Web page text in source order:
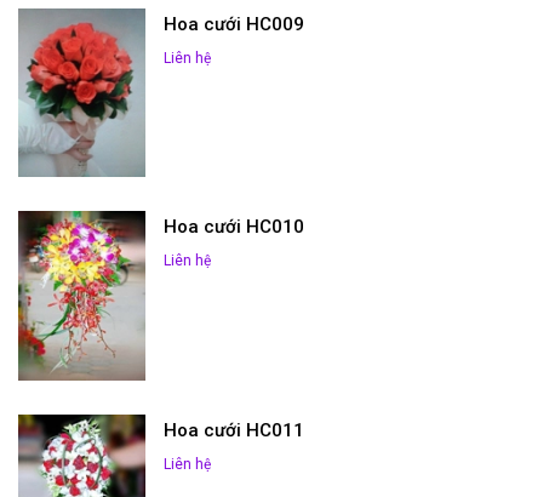
Hoa cưới HC009
Liên hệ
Hoa cưới HC010
Liên hệ
Hoa cưới HC011
Liên hệ